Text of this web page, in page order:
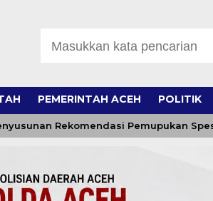
PEMERINTAH ACEH POLITIK
Pemupukan Spesifik Lokasi